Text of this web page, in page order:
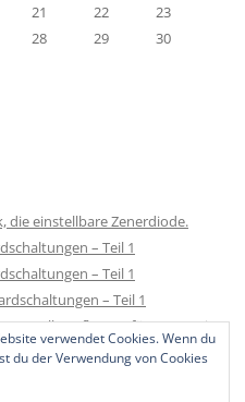
21 22
23
28 29
30
die einstellbare Zenerdiode.
– Teil 1
– Teil 1
– Teil 1
aufbauen für 4-40V mit
verwendet Cookies. Wenn du
du der Verwendung von Cookies